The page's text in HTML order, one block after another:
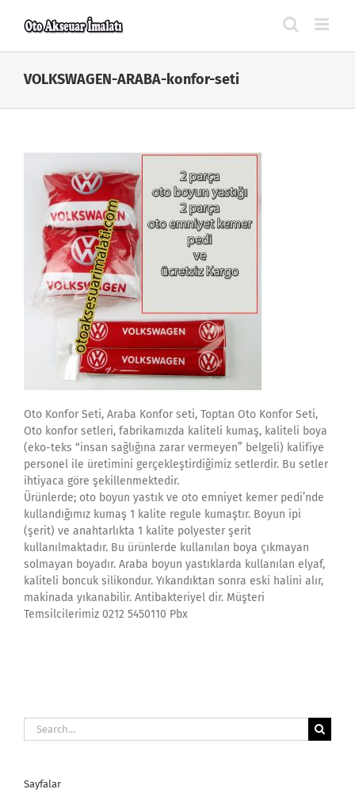
VOLKSWAGEN-ARABA-konfor-seti
Oto Konfor Seti, Araba Konfor seti, Toptan Oto Konfor Seti,
Oto konfor setleri, fabrikamızda kaliteli kumaş, kaliteli boya
(eko-teks “insan sağlığına zarar vermeyen” belgeli) kalifiye
personel ile üretimini gerçekleştirdiğimiz setlerdir. Bu setler
ihtiyaca göre şekillenmektedir.
Ürünlerde; oto boyun yastık ve oto emniyet kemer pedi’nde
kullandığımız kumaş 1 kalite regule kumaştır. Boyun ipi
(şerit) ve anahtarlıkta 1 kalite polyester şerit
kullanılmaktadır. Bu ürünlerde kullanılan boya çıkmayan
solmayan boyadır. Araba boyun yastıklarda kullanılan elyaf,
kaliteli boncuk silikondur. Yıkandıktan sonra eski halini alır,
makinada yıkanabilir. Antibakteriyel dir. Müşteri
Temsilcilerimiz 0212 5450110 Pbx
Search
for:
Sayfalar